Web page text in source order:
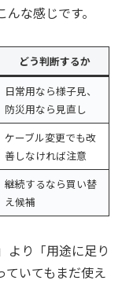
な感じです。
どう判断するか
日常用なら様子見、
防災用なら見直し
ケーブル変更でも改
善しなければ注意
継続するなら買い替
え候補
より「用途に足り
ていてもまだ使え